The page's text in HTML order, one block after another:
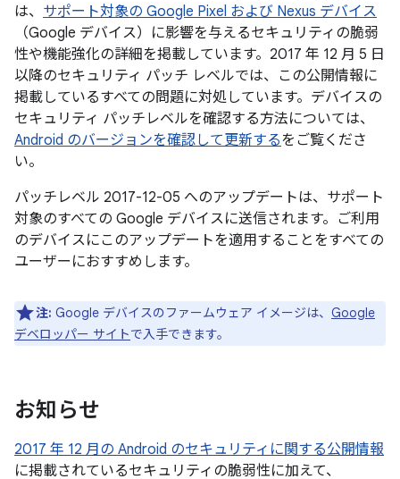
は、 サポート対象の Google Pixel および Nexus デバイス
（Google デバイス）に影響を与えるセキュリティの脆弱
性や機能強化の詳細を掲載しています。2017 年 12 月 5 日
以降のセキュリティ パッチ レベルでは、この公開情報に
掲載しているすべての問題に対処しています。デバイスの
セキュリティ パッチレベルを確認する方法については、
Android のバージョンを確認して更新するをご覧くださ
い。
パッチレベル 2017-12-05 へのアップデートは、サポート
対象のすべての Google デバイスに送信されます。ご利用
のデバイスにこのアップデートを適用することをすべての
ユーザーにおすすめします。
注: Google デバイスのファームウェア イメージは、 Google
デベロッパー サイトで入手できます。
お知らせ
2017 年 12 月の Android のセキュリティに関する公開情報
に掲載されているセキュリティの脆弱性に加えて、